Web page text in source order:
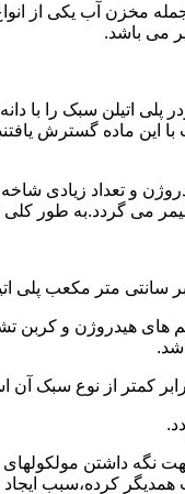
جمله مخزن آب یکی از
می باشد.
این ماده گسترش
و تعداد زیادی
های با دانسیته 0.910 تا 0.925 گرم
کمتر از نوع سبک
نگه داشتن مولکولهای
کرده،سبب